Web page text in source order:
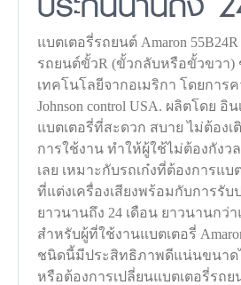
แบตเตอรี่รถยนต์ Amaron
รถยนต์ขั้วR (ขั้วกลับหรือขั้วขวา)
เทคโนโลยีจากอเมริกา โดยการ
Johnson control USA. ผลิตโดย อิน
แบตเตอรี่ที่สะดวก สบาย ไม่ต้อง
การใช้งาน ทำให้ผู้ใช้ไม่ต้องกังว
เลย เหมาะกับรถเก๋งที่ต้องการแบ
ที่แต่งเครื่องเสียงพร้อมกับการรั
ยาวนานถึง 24 เดือน ยาวนานกว่
สำหรับผู้ที่ใช้งานแบตเตอรี่
ชนิดนี้มีประสิทธิภาพดีแน่นขนาด
หรือต้องการเปลี่ยนแบตเตอรี่รถย